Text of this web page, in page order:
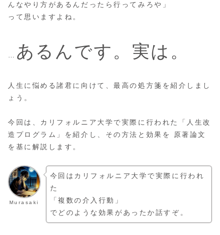
んなやり方があるんだったら行ってみろや」
って思いますよね。
あるんです。実は。
人生に悩める諸君に向けて、最高の処方箋を紹介しまし
ょう。
今回は、カリフォルニア大学で実際に行われた「人生改
造プログラム」を紹介し、その方法と効果を 原著論文
を基に解説します。
Murasaki
今回はカリフォルニア大学で実際に行われ
た
「複数の介入行動」
でどのような効果があったか話すぞ。